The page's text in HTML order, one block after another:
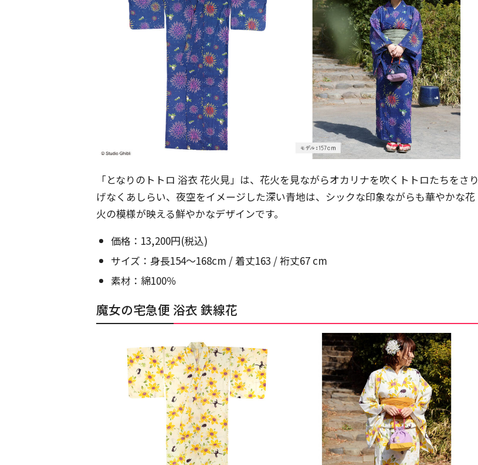
「となりのトトロ 浴衣 花火見」は、花火を見ながらオカリナを吹くトトロたちをさり
げなくあしらい、夜空をイメージした深い青地は、シックな印象ながらも華やかな花
火の模様が映える鮮やかなデザインです。
価格：13,200円(税込)
サイズ：身長154～168cm / 着丈163 / 裄丈67 cm
素材：綿100％
魔女の宅急便 浴衣 鉄線花